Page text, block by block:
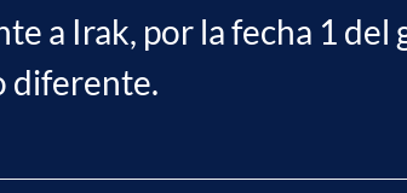
a Irak, por la fecha 1 del
diferente.